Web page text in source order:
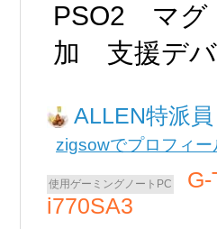
PSO2 マグ
加 支援デバ
ALLEN
zigsowでプロフィー
i770SA3